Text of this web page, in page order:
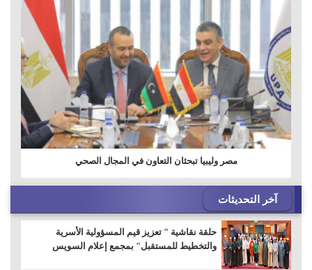
مصر وليبيا تبحثان التعاون في المجال الصحي
آخر التحديثات
حلقة نقاشية " تعزيز قيم المسؤولية الأسرية
والتخطيط للمستقبل" بمجمع إعلام السويس